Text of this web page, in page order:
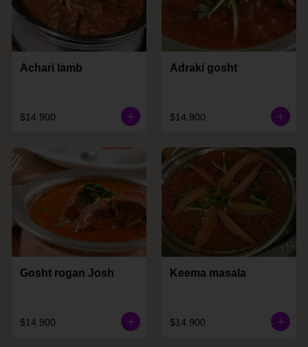
Achari lamb
$14.900
Adraki gosht
$14.900
Gosht rogan Josh
$14.900
Keema masala
$14.900